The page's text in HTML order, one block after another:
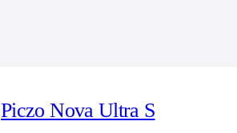
Piczo Nova Ultra S